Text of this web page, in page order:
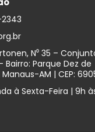
N⁰ 35 –
Bairro: Parque Dez de
AM | CEP:
à Sexta-Feira | 9h